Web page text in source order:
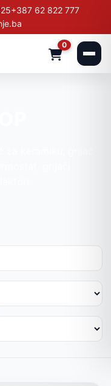
+387 62 822 777
0